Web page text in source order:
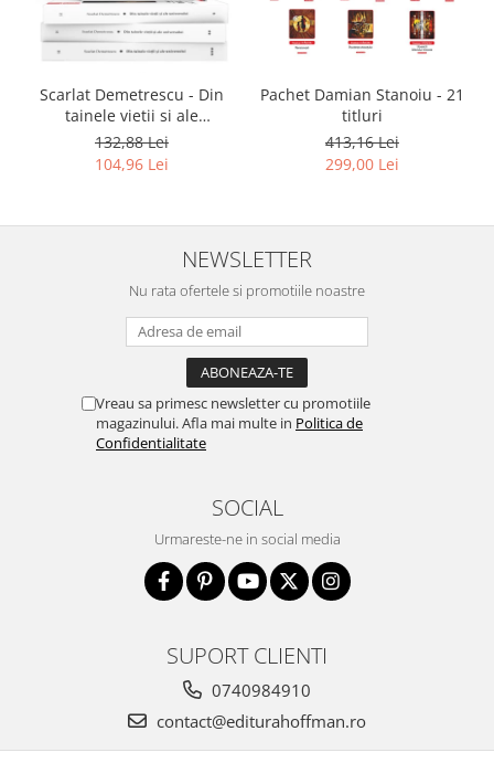
Scarlat Demetrescu - Din
tainele vietii si ale
universului, Volumele I-III +
Viata dincolo de mormant
132,88 Lei
104,96 Lei
Pachet Damian Stanoiu - 21
titluri
413,16 Lei
299,00 Lei
NEWSLETTER
Nu rata ofertele si promotiile noastre
Vreau sa primesc newsletter cu promotiile
magazinului. Afla mai multe in Politica de
Confidentialitate
SOCIAL
Urmareste-ne in social media
SUPORT CLIENTI
0740984910
contact@editurahoffman.ro